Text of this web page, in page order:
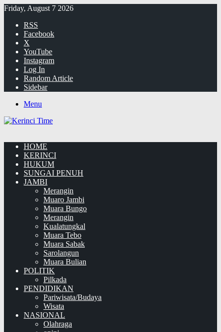
Friday, August 7 2026
RSS
Facebook
X
YouTube
Instagram
Log In
Random Article
Sidebar
Menu
HOME
KERINCI
HUKUM
SUNGAI PENUH
JAMBI
Merangin
Muaro Jambi
Muara Bungo
Merangin
Kualatungkal
Muara Tebo
Muara Sabak
Sarolangun
Muara Bulian
POLITIK
Pilkada
PENDIDIKAN
Pariwisata/Budaya
Wisata
NASIONAL
Olahraga